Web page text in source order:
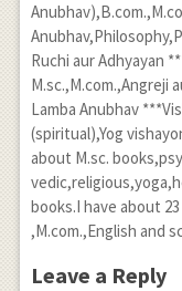
Ruchi aur Adhyayan
M.sc.,M.com.,Angreji
Lamba Anubhav
(spiritual),Yog
about M.sc.
books.I have about
,M.com.,English and
Leave a Reply